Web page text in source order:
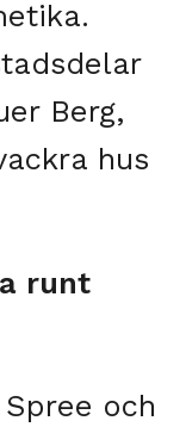
Berg,
hus
runt
och